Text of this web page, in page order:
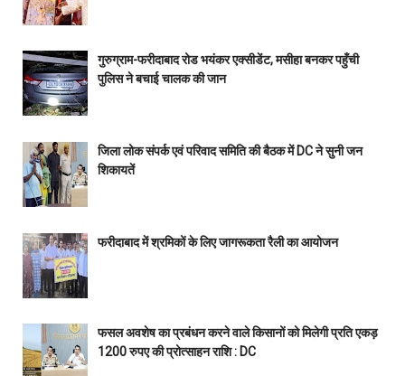
गुरुग्राम-फरीदाबाद रोड भयंकर एक्सीडेंट, मसीहा बनकर पहुँची
पुलिस ने बचाई चालक की जान
जिला लोक संपर्क एवं परिवाद समिति की बैठक में DC ने सुनी जन
शिकायतें
फरीदाबाद में श्रमिकों के लिए जागरूकता रैली का आयोजन
फसल अवशेष का प्रबंधन करने वाले किसानों को मिलेगी प्रति एकड़
1200 रुपए की प्रोत्साहन राशि : DC